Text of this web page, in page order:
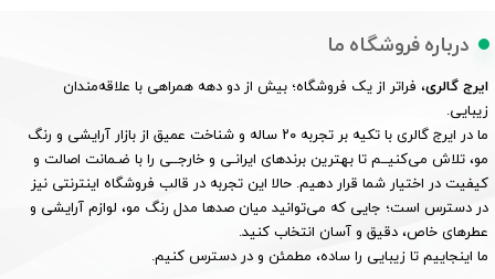
درباره فروشگاه ما
ایرج گالری، فراتر از یک فروشگاه؛ بیش از دو دهه همراهی با علاقه‌مندان
زیبایی.
ما در ایرج گالری با تکیه بر تجربه ۲۰ ساله و شناخت عمیق از بازار آرایشی و رنگ
مو، تلاش می‌کنیــم تا بهترین برندهای ایرانـی و خارجــی را با ضـمانت اصالت و
کیفیت در اختیار شما قرار دهیم. حالا این تجربه در قالب فروشگاه اینترنتی نیز
در دسترس است؛ جایی که می‌توانید میان صدها مدل رنگ مو، لوازم آرایشی و
عطرهای خاص، دقیق و آسان انتخاب کنید.
ما اینجاییم تا زیبایی را ساده، مطمئن و در دسترس کنیم.